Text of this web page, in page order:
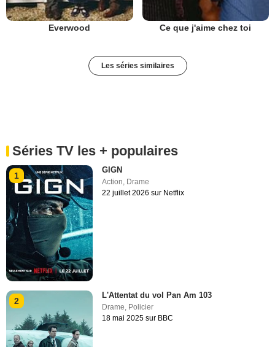
Everwood Ce que j'aime chez toi
Les séries similaires
Séries TV les + populaires
1
GIGN
Action, Drame
22 juillet 2026 sur Netflix
2
L'Attentat du vol Pan Am 103
Drame Policier
18 mai 2025 sur BBC